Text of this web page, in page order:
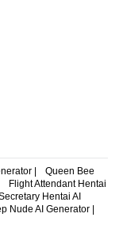
|
Queen Bee
Flight Attendant Hentai
Hentai AI
Nude AI Generator |